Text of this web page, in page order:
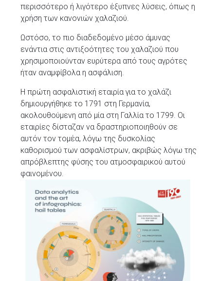
περισσότερο ή λιγότερο έξυπνες λύσεις, όπως η
χρήση των κανονιών χαλαζιού.
Ωστόσο, το πιο διαδεδομένο μέσο άμυνας
ενάντια στις αντιξοότητες του χαλαζιού που
χρησιμοποιούνταν ευρύτερα από τους αγρότες
ήταν αναμφίβολα η ασφάλιση.
Η πρώτη ασφαλιστική εταιρία για το χαλάζι
δημιουργήθηκε το 1791 στη Γερμανία,
ακολουθούμενη από μία στη Γαλλία το 1799. Οι
εταιρίες δίσταζαν να δραστηριοποιηθούν σε
αυτόν τον τομέα, λόγω της δυσκολίας
καθορισμού των ασφαλίστρων, ακριβώς λόγω της
απρόβλεπτης φύσης του ατμοσφαιρικού αυτού
φαινομένου.